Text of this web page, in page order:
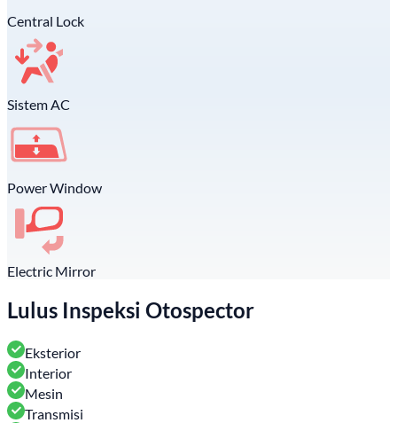
Central Lock
Sistem AC
Power Window
Electric Mirror
Lulus Inspeksi Otospector
Eksterior
Interior
Mesin
Transmisi